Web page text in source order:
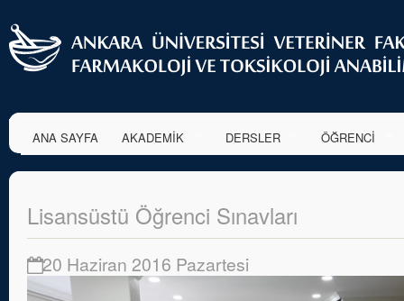
ANA SAYFA AKADEMİK DERSLER ÖĞRENCİ
Lisansüstü Öğrenci Sınavları
20 Haziran 2016 Pazartesi